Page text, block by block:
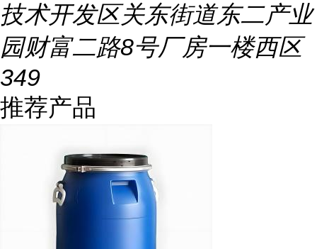
技术开发区关东街道东二产业
园财富二路8号厂房一楼西区
349
推荐产品